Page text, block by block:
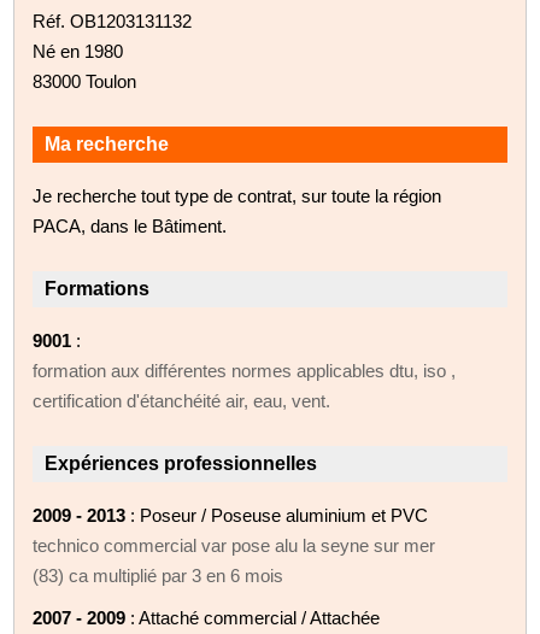
Réf. OB1203131132
Né en 1980
83000 Toulon
Ma recherche
Je recherche tout type de contrat, sur toute la région
PACA, dans le Bâtiment.
Formations
9001 :
formation aux différentes normes applicables dtu, iso ,
certification d'étanchéité air, eau, vent.
Expériences professionnelles
2009 - 2013 : Poseur / Poseuse aluminium et PVC
technico commercial var pose alu la seyne sur mer
(83) ca multiplié par 3 en 6 mois
2007 - 2009 : Attaché commercial / Attachée